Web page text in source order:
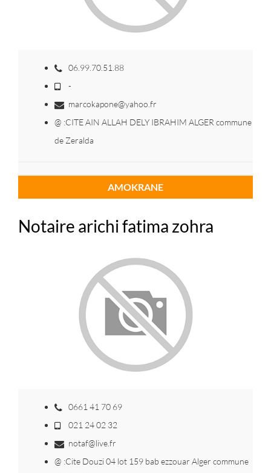
06.99.70.51.88
-
marcokapone@yahoo.fr
@ :CITE AIN ALLAH DELY IBRAHIM ALGER commune
de Zeralda
AMOKRANE
Notaire arichi fatima zohra
0661 41 70 69
021 24 02 32
notaf@live.fr
@ :Cite Douzi 04 lot 159 bab ezzouar Alger commune